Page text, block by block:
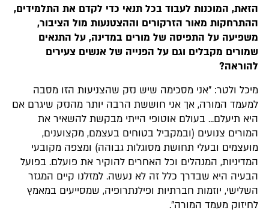
הזאת, המוכנות לעבוד בכל תנאי כדי לקדם את התלמידים,
ההתרחקות מאור הזרקורים וההצטנעות מול הציבור,
משפיעה על התפיסה של מורים במדינה, על התנאים
שמורים מקבלים וגם על הפנייה של אנשים צעירים
להוראה?
מיכל ולטר: "אני מסכימה שיש נזק שהצניעות הזו מסבה
למעמד המורה, אך אני חוששת הרבה יותר מהנזק שיגרם אם
היא תיעלם... בעולם אוטופי הייתי מבקשת להשאיר את
המורים צנועים (ובמקביל בטוחים בעצמם, מקצוענים,
מועצמים ובעלי תחושת מסוגלות גבוהה) ומצפה מקובעי
המדיניות, המנהלים וכל האחרים להוקיר את פועלם. בפועל
הבעיה היא שבדרך כלל זה לא נעשה. למזלנו קיים המגזר
השלישי, יוזמות חברתיות ופילנתרופיה, שמסייעים במאמץ
לחיזוק מעמד המורה".